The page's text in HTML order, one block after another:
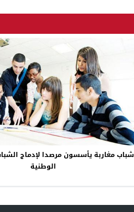
شباب مغاربة يأسسون مرصدا لإدماج
الوطنية